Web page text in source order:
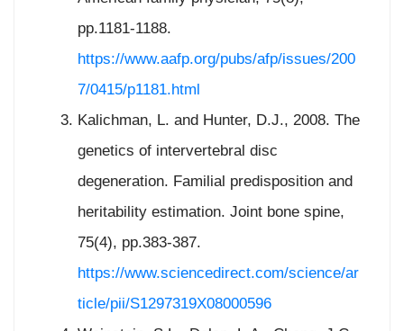
pp.1181-1188.
https://www.aafp.org/pubs/afp/issues/200
7/0415/p1181.html
Kalichman, L. and Hunter, D.J., 2008. The
genetics of intervertebral disc
degeneration. Familial predisposition and
heritability estimation. Joint bone spine,
75(4), pp.383-387.
https://www.sciencedirect.com/science/ar
ticle/pii/S1297319X08000596